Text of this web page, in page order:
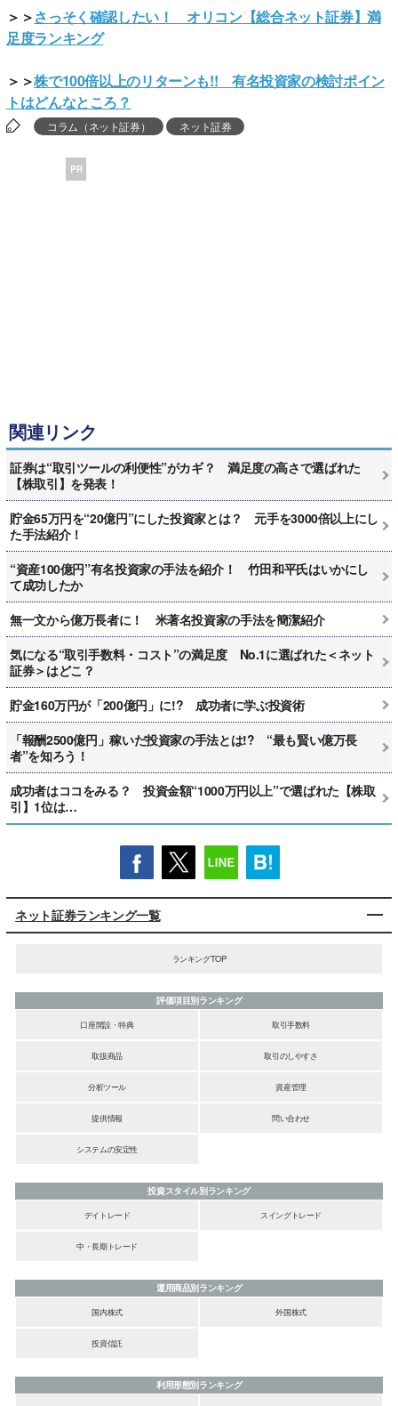
＞＞さっそく確認したい！ オリコン【総合ネット証券】満
足度ランキング
＞＞株で100倍以上のリターンも!! 有名投資家の検討ポイン
トはどんなところ？
コラム（ネット証券） ネット証券
PR
関連リンク
証券は“取引ツールの利便性”がカギ？ 満足度の高さで選ばれた
【株取引】を発表！
貯金65万円を“20億円”にした投資家とは？ 元手を3000倍以上にし
た手法紹介！
“資産100億円”有名投資家の手法を紹介！ 竹田和平氏はいかにし
て成功したか
無一文から億万長者に！ 米著名投資家の手法を簡潔紹介
気になる“取引手数料・コスト”の満足度 No.1に選ばれた＜ネット
証券＞はどこ？
貯金160万円が「200億円」に!? 成功者に学ぶ投資術
「報酬2500億円」稼いだ投資家の手法とは!? “最も賢い億万長
者”を知ろう！
成功者はココをみる？ 投資金額“1000万円以上”で選ばれた【株取
引】1位は…
ネット証券ランキング一覧
ランキングTOP
評価項目別ランキング
口座開設・特典
取引手数料
取扱商品 取引のしやすさ
分析ツール 資産管理
提供情報 問い合わせ
システムの安定性
投資スタイル別ランキング
デイトレード
スイングトレード
中・長期トレード
運用商品別ランキング
国内株式
外国株式
投資信託
利用形態別ランキング